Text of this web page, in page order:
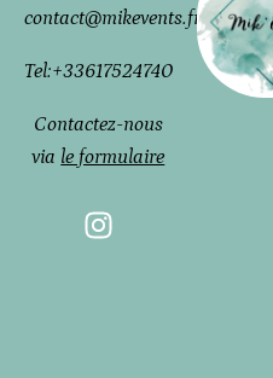
contact@mikevents.fr
Tel:+33617524740
Contactez-nous
via le formulaire